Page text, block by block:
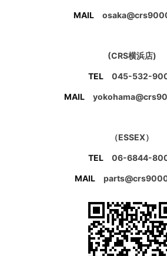
MAIL
(CRS横浜店)
TEL 045-532-
MAIL
（ESSEX）
TEL 06-6844-
MAIL